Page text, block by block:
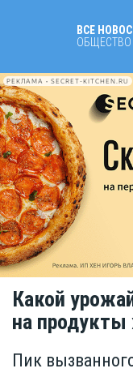
ВСЕ
ОБЩЕСТВО
РЕКЛАМА • SECRET-KITCHEN.RU
Какой
на
Пик